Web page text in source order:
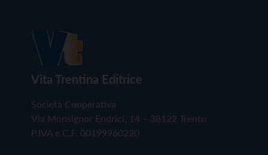
Vita Trentina Editrice
Società Cooperativa
Via Monsignor Endrici, 14 – 38122 Trento
P.IVA e C.F. 00199960220